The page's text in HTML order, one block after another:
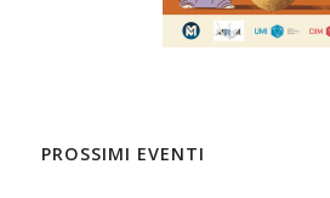
PROSSIMI EVENTI